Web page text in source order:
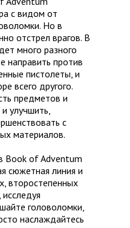
с видом от
Но в
отстрел врагов. В
много разного
направить против
пистолеты, и
всего другого.
предметов и
улучшить,
с
материалов.
Book of Adventum
сюжетная линия и
второстепенных
головоломки,
наслаждайтесь